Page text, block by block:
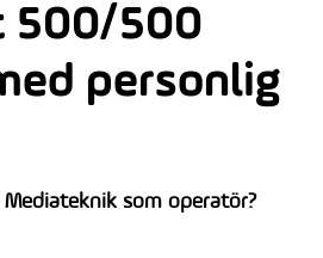
500/500
personlig
som operatör?